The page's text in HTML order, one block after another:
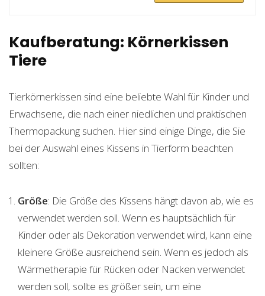
Kaufberatung: Körnerkissen
Tiere
Tierkörnerkissen sind eine beliebte Wahl für Kinder und
Erwachsene, die nach einer niedlichen und praktischen
Thermopackung suchen. Hier sind einige Dinge, die Sie
bei der Auswahl eines Kissens in Tierform beachten
sollten:
Größe: Die Größe des Kissens hängt davon ab, wie es
verwendet werden soll. Wenn es hauptsächlich für
Kinder oder als Dekoration verwendet wird, kann eine
kleinere Größe ausreichend sein. Wenn es jedoch als
Wärmetherapie für Rücken oder Nacken verwendet
werden soll, sollte es größer sein, um eine